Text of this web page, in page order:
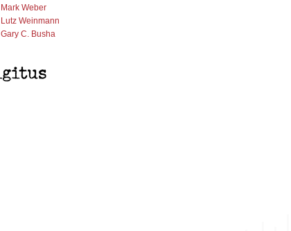
Mark Weber
Lutz Weinmann
Gary C. Busha